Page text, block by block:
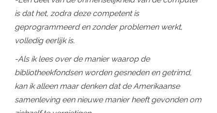
is dat het, zodra deze competent is
geprogrammeerd en zonder problemen werkt,
volledig eerlijk is.
-Als ik lees over de manier waarop de
bibliotheekfondsen worden gesneden en getrimd,
kan ik alleen maar denken dat de Amerikaanse
samenleving een nieuwe manier heeft gevonden om